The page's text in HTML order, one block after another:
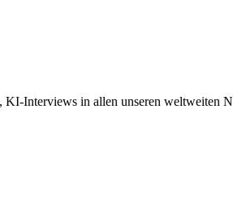
Interviews in allen unseren weltweiten